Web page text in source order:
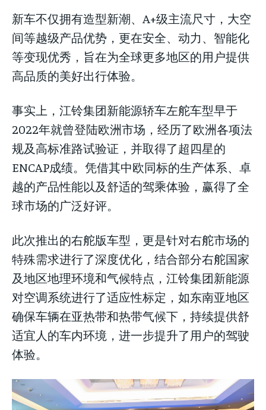
新车不仅拥有造型新潮、A+级主流尺寸，大空
间等越级产品优势，更在安全、动力、智能化
等变现优秀，旨在为全球更多地区的用户提供
高品质的美好出行体验。
事实上，江铃集团新能源轿车左舵车型早于
2022年就曾登陆欧洲市场，经历了欧洲各项法
规及高标准路试验证，并取得了超四星的
ENCAP成绩。凭借其中欧同标的生产体系、卓
越的产品性能以及舒适的驾乘体验，赢得了全
球市场的广泛好评。
此次推出的右舵版车型，更是针对右舵市场的
特殊需求进行了深度优化，结合部分右舵国家
及地区地理环境和气候特点，江铃集团新能源
对空调系统进行了适应性标定，如东南亚地区
确保车辆在亚热带和热带气候下，持续提供舒
适宜人的车内环境，进一步提升了用户的驾驶
体验。